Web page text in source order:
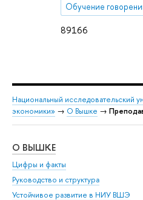
89166
Национальный исследовательский
экономики» → О Вышке →
О ВЫШКЕ
Цифры и факты
Руководство и структура
Устойчивое развитие в НИУ ВШЭ